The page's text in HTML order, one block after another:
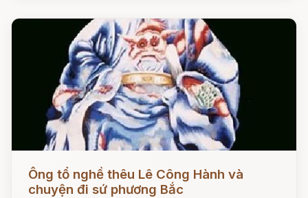
Đọc ngay
Ông tổ nghề thêu Lê Công Hành và
chuyện đi sứ phương Bắc